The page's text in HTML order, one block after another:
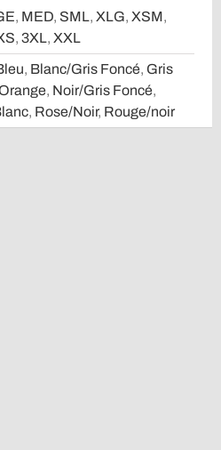
, MED, SML, XLG, XSM,
, 3XL, XXL
, Blanc/Gris Foncé, Gris
, Noir/Gris Foncé,
, Rose/Noir, Rouge/noir